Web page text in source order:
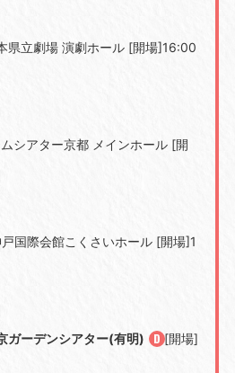
県立劇場 演劇ホール[開場]16:00
シアター京都 メインホール [開
国際会館こくさいホール[開場]1
ーデンシアター(有明) [開場]